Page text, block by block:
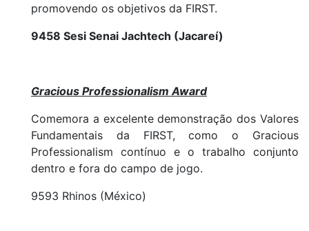
promovendo os objetivos da FIRST.
9458 Sesi Senai Jachtech (Jacareí)
Gracious Professionalism Award
Comemora a excelente demonstração dos Valores
Fundamentais da FIRST, como o Gracious
Professionalism contínuo e o trabalho conjunto
dentro e fora do campo de jogo.
9593 Rhinos (México)